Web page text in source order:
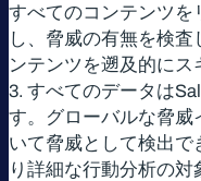
すべてのコンテンツを
し、脅威の有無を検
ンテンツを遡及的にス
3. すべてのデータは
す。グローバルな脅威
いて脅威として検出で
り詳細な行動分析の